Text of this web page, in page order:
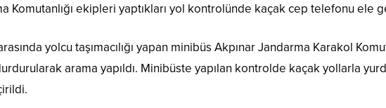
Komutanlığı ekipleri yaptıkları yol kontrolünde kaçak cep telefonu ele
yolcu taşımacılığı yapan minibüs Akpınar Jandarma Karakol
arama yapıldı. Minibüste yapılan kontrolde kaçak yollarla